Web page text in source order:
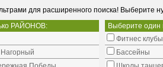
для расширенного поиска! Выберите
РАЙОНОВ:
Выберите
Фитнес клубы
Бассейны